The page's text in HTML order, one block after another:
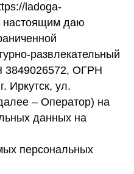
ladoga-
настоящим даю
развлекательный
3849026572, ОГРН
Иркутск, ул.
– Оператор) на
данных на
персональных